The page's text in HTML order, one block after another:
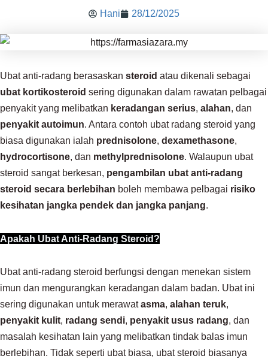
Hani 28/12/2025
Ubat anti-radang berasaskan steroid atau dikenali sebagai
ubat kortikosteroid sering digunakan dalam rawatan pelbagai
penyakit yang melibatkan keradangan serius, alahan, dan
penyakit autoimun. Antara contoh ubat radang steroid yang
biasa digunakan ialah prednisolone, dexamethasone,
hydrocortisone, dan methylprednisolone. Walaupun ubat
steroid sangat berkesan, pengambilan ubat anti-radang
steroid secara berlebihan boleh membawa pelbagai risiko
kesihatan jangka pendek dan jangka panjang.
Apakah Ubat Anti-Radang Steroid?
Ubat anti-radang steroid berfungsi dengan menekan sistem
imun dan mengurangkan keradangan dalam badan. Ubat ini
sering digunakan untuk merawatasma, alahan teruk,
penyakit kulit, radang sendi, penyakit usus radang, dan
masalah kesihatan lain yang melibatkan tindak balas imun
berlebihan. Tidak seperti ubat biasa, ubat steroid biasanya